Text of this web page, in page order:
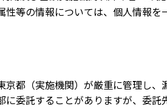
等の情報については、個人情報を
都（実施機関）が厳重に管理し、
委託することがありますが、委託